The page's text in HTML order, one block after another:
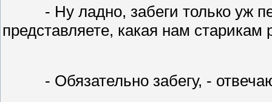
- Ну ладно, забеги только уж
представляете, какая нам старикам
- Обязательно забегу, -